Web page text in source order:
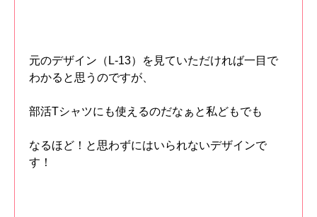
元のデザイン（L-13）を見ていただければ一目で
わかると思うのですが、
部活Tシャツにも使えるのだなぁと私どもでも
なるほど！と思わずにはいられないデザインで
す！